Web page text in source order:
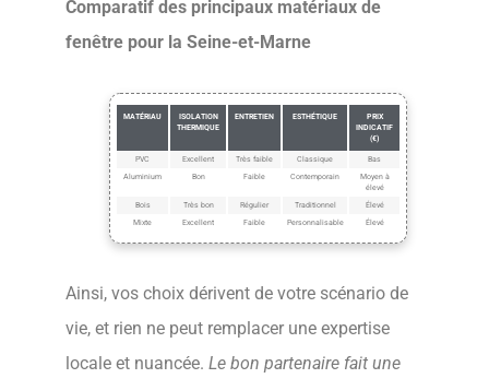
Comparatif des principaux matériaux de
fenêtre pour la Seine-et-Marne
MATÉRIAU
ISOLATION
THERMIQUE
ENTRETIEN ESTHÉTIQUE
PRIX
INDICATIF
(€)
PVC Excellent Très faible Classique
Bas
Aluminium
Bon Faible Contemporain
Moyen à
élevé
Bois
Très bon Régulier Traditionnel
Élevé
Mixte
Excellent Faible Personnalisable Élevé
Ainsi, vos choix dérivent de votre scénario de
vie, et rien ne peut remplacer une expertise
locale et nuancée. Le bon partenaire fait une